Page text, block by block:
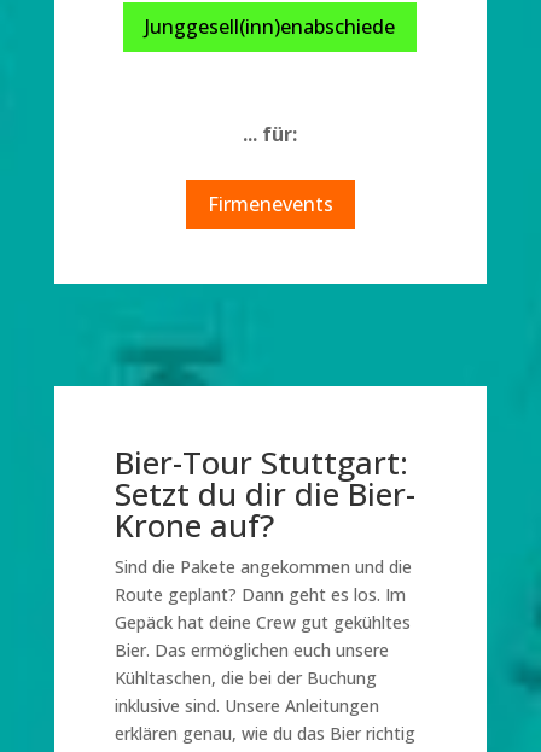
Junggesell(inn)enabschiede
... für:
Firmenevents
Bier-Tour Stuttgart:
Setzt du dir die Bier-
Krone auf?
Sind die Pakete angekommen und die
Route geplant? Dann geht es los. Im
Gepäck hat deine Crew gut gekühltes
Bier. Das ermöglichen euch unsere
Kühltaschen, die bei der Buchung
inklusive sind. Unsere Anleitungen
erklären genau, wie du das Bier richtig